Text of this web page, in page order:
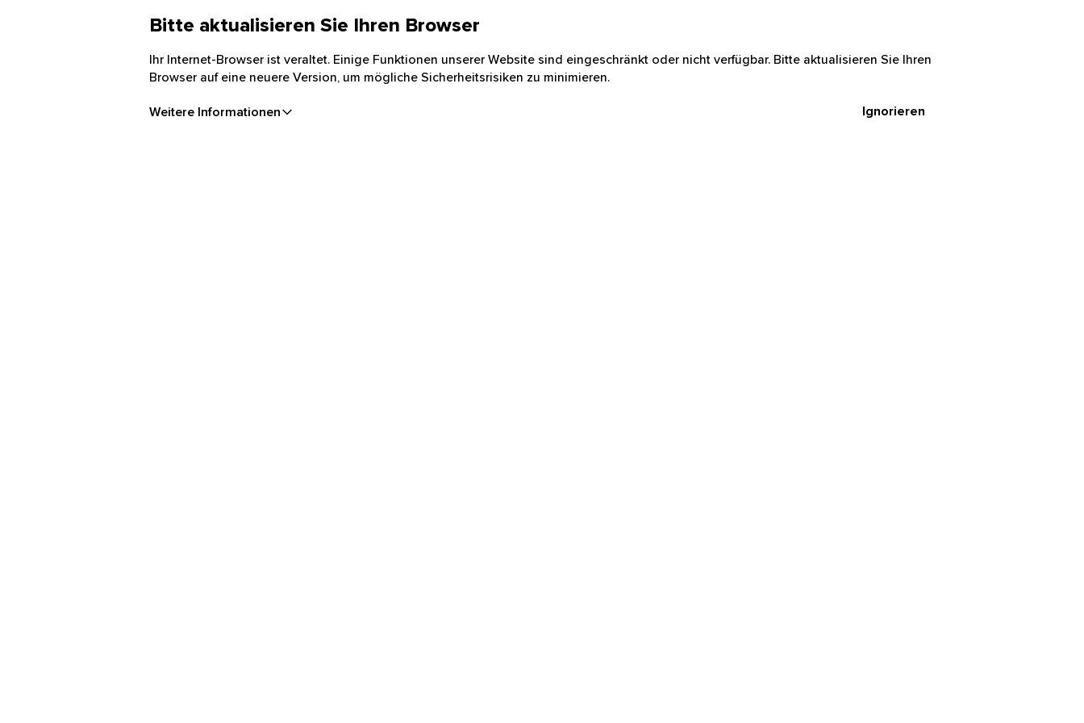
Bitte aktualisieren Sie Ihren Browser
Ihr Internet-Browser ist veraltet. Einige Funktionen unserer Website sind eingeschränkt oder nicht verfügbar. Bitte aktualisieren Sie Ihren
Browser auf eine neuere Version, um mögliche Sicherheitsrisiken zu minimieren.
Weitere Informationen Ignorieren